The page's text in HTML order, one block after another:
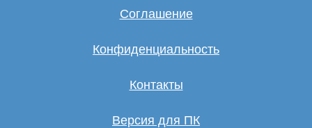
Соглашение
Конфиденциальность
Контакты
Версия для ПК